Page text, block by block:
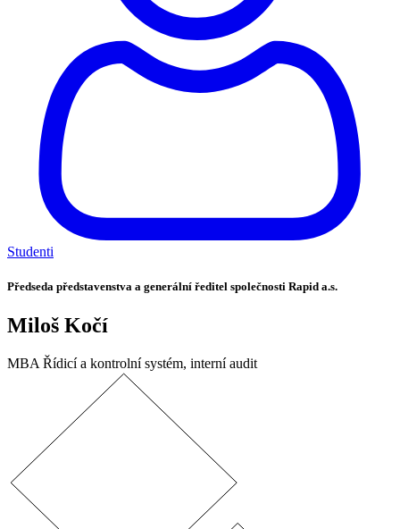
Studenti
Předseda představenstva a generální ředitel společnosti Rapid a.s.
Miloš Kočí
MBA Řídicí a kontrolní systém, interní audit